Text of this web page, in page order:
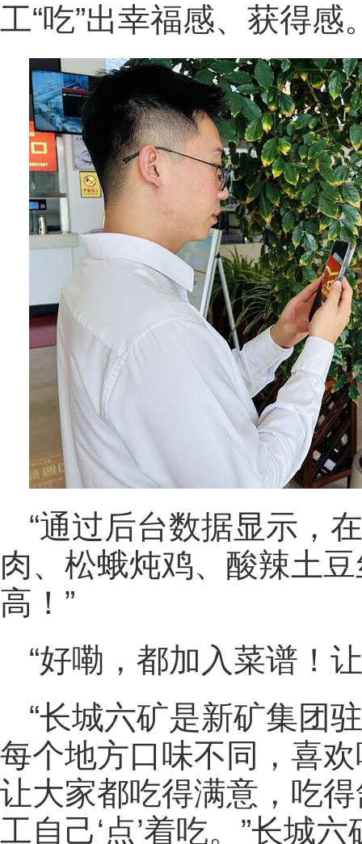
工“吃”出幸福感、获得感
“通过后台数据显示，
肉、松蛾炖鸡、酸辣土
高！”
“好嘞，都加入菜谱！
“长城六矿是新矿集团
每个地方口味不同，喜
让大家都吃得满意，吃
工自己‘点’着吃。”长城